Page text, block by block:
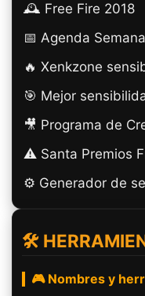
🕰️ Free Fire 2018
📅 Agenda
🔥 Xenkzone
🎯 Mejor
🎥 Programa de
⚠️ Santa Premios
⚙️ Generador de
🛠️
🎮 Nombres y